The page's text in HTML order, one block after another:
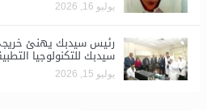
يوليو 16, 2026
رئيس سيدبك يهنئ
سيدبك للتكنولوجيا
يوليو 15, 2026